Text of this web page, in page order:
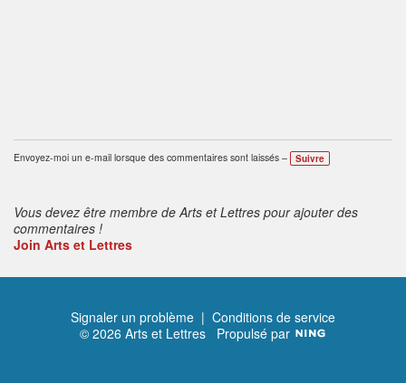
Envoyez-moi un e-mail lorsque des commentaires sont laissés – Suivre
Vous devez être membre de Arts et Lettres pour ajouter des
commentaires !
Join Arts et Lettres
Signaler un problème | Conditions de service
© 2026 Arts et Lettres Propulsé par